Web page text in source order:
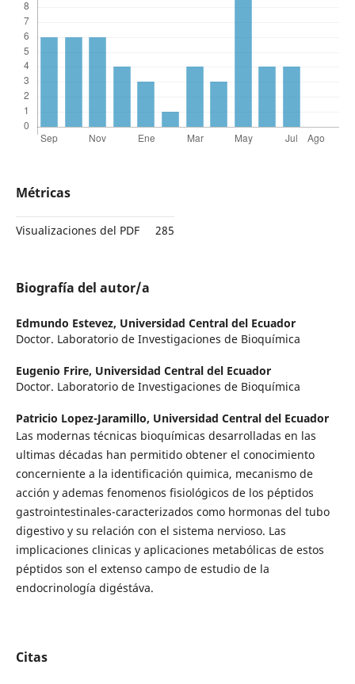
Métricas
Visualizaciones del PDF 285
Biografía del autor/a
Edmundo Estevez, Universidad Central del Ecuador
Doctor. Laboratorio de Investigaciones de Bioquímica
Eugenio Frire, Universidad Central del Ecuador
Doctor. Laboratorio de Investigaciones de Bioquímica
Patricio Lopez-Jaramillo, Universidad Central del Ecuador
Las modernas técnicas bioquímicas desarrolladas en las
ultimas décadas han permitido obtener el conocimiento
concerniente a la identificación quimica, mecanismo de
acción y ademas fenomenos fisiológicos de los péptidos
gastrointestinales-caracterizados como hormonas del tubo
digestivo y su relación con el sistema nervioso. Las
implicaciones clinicas y aplicaciones metabólicas de estos
péptidos son el extenso campo de estudio de la
endocrinología digéstáva.
Citas